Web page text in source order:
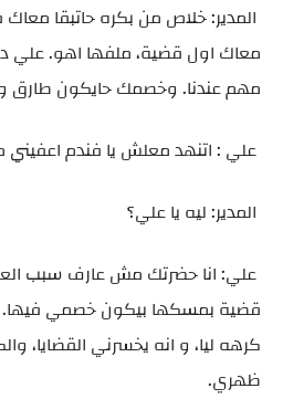
المدير: خلاص من بكره حاتبقا
معاك اول قضية، ملفها اهو.
مهم عندنا. وخصمك حايكون طارق
علي : اتنهد معلش يا فندم
المدير: ليه يا علي؟
علي: انا حضرتك مش عارف سبب
قضية بمسكها بيكون خصمي
كرهه ليا، و انه يخسرني القضايا،
ظهري.